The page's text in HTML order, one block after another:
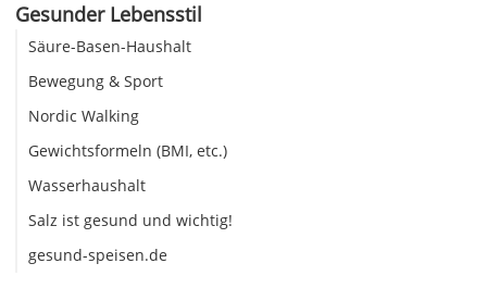
Gesunder Lebensstil
Säure-Basen-Haushalt
Bewegung & Sport
Nordic Walking
Gewichtsformeln (BMI, etc.)
Wasserhaushalt
Salz ist gesund und wichtig!
gesund-speisen.de